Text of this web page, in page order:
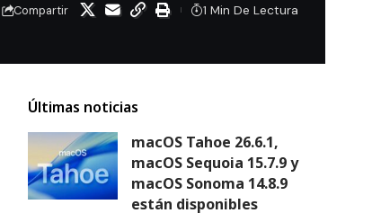
Compartir 1 Min De Lectura
Últimas noticias
macOS Tahoe 26.6.1,
macOS Sequoia 15.7.9 y
macOS Sonoma 14.8.9
están disponibles